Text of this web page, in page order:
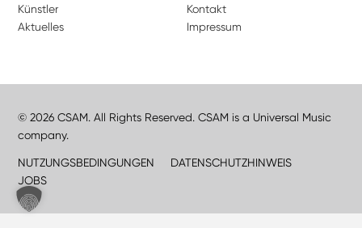
Künstler
Aktuelles
Kontakt
Impressum
© 2026 CSAM. All Rights Reserved. CSAM is a Universal Music
company.
NUTZUNGSBEDINGUNGEN
DATENSCHUTZHINWEIS
JOBS